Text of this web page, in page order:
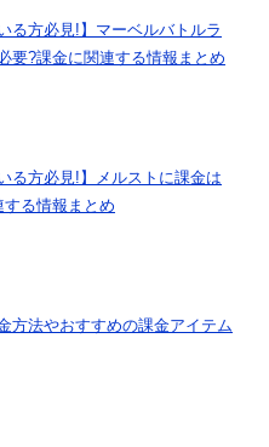
る方必見!】マーベルバトルラ
要?課金に関連する情報まとめ
る方必見!】メルストに課金は
る情報まとめ
方法やおすすめの課金アイテム